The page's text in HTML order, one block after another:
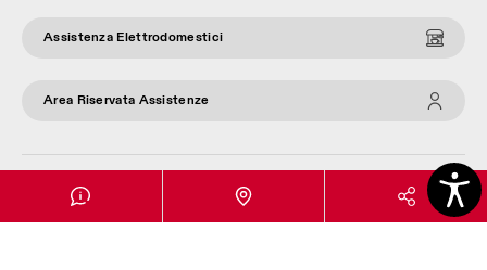
Assistenza Elettrodomestici
Area Riservata Assistenze
© 2026 ILCAR di Bugatti Srl
P.IVA 00552330987
Company info
Privacy policy